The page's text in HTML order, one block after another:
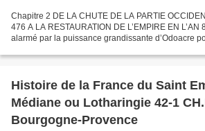
Chapitre 2 DE LA CHUTE DE LA PARTIE
476 A LA RESTAURATION DE L’EMPIRE EN L’AN
alarmé par la puissance grandissante d’Odoacre
Histoire de la France du Saint
Médiane ou Lotharingie 42-1
Bourgogne-Provence